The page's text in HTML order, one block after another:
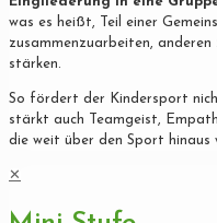
was es heißt, Teil einer
zusammenzuarbeiten,
stärken.
So fördert der Kindersport
stärkt auch Teamgeist,
die weit über den Sport hinaus
✕